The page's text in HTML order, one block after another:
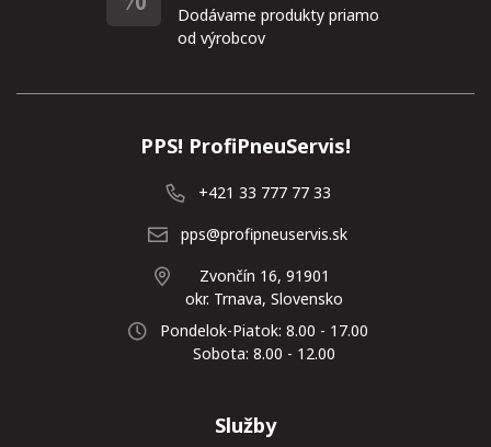
Dodávame produkty priamo
od výrobcov
PPS! ProfiPneuServis!
+421 33 777 77 33
pps@profipneuservis.sk
Zvončín 16, 91901
okr. Trnava, Slovensko
Pondelok-Piatok: 8.00 - 17.00
Sobota: 8.00 - 12.00
Služby